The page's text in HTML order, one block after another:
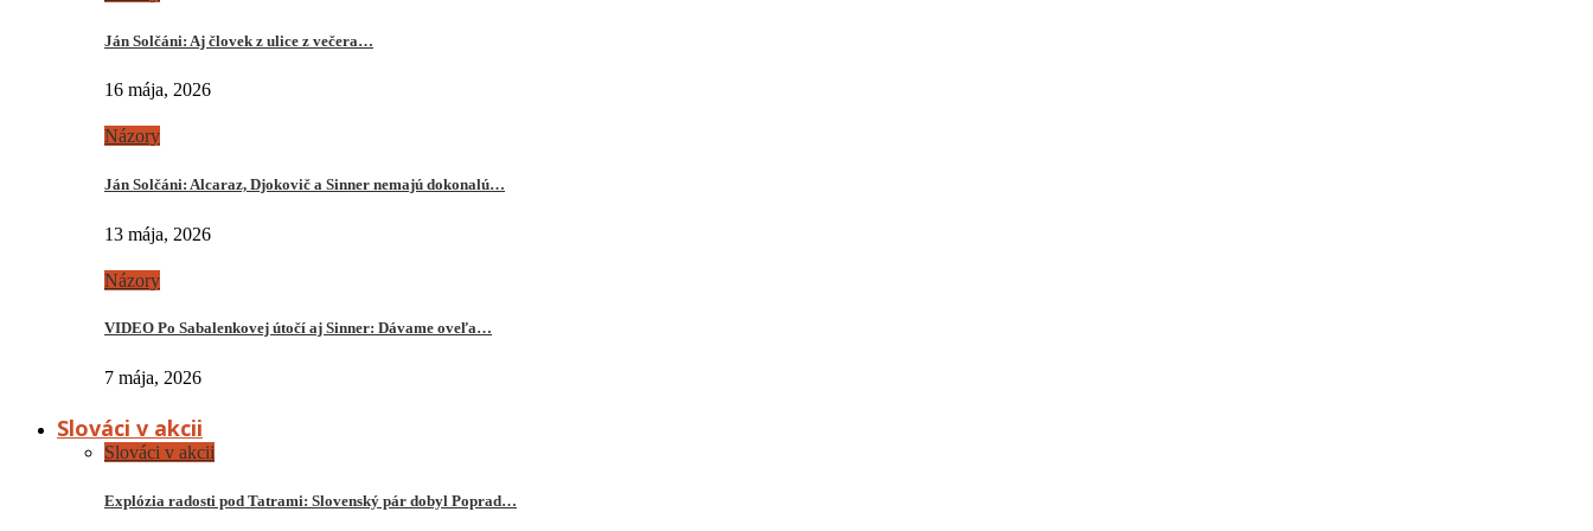
Ján Solčáni: Aj človek z ulice z večera…
16 mája, 2026
Názory
Ján Solčáni: Alcaraz, Djokovič a Sinner nemajú dokonalú…
13 mája, 2026
Názory
VIDEO Po Sabalenkovej útočí aj Sinner: Dávame oveľa…
7 mája, 2026
Slováci v akcii
Slováci v akcii
Explózia radosti pod Tatrami: Slovenský pár dobyl Poprad…